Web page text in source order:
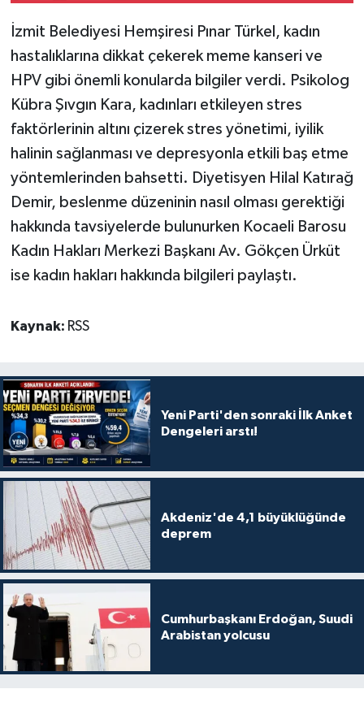
İzmit Belediyesi Hemşiresi Pınar Türkel, kadın
hastalıklarına dikkat çekerek meme kanseri ve
HPV gibi önemli konularda bilgiler verdi. Psikolog
Kübra Şıvgın Kara, kadınları etkileyen stres
faktörlerinin altını çizerek stres yönetimi, iyilik
halinin sağlanması ve depresyonla etkili baş etme
yöntemlerinden bahsetti. Diyetisyen Hilal Katırağ
Demir, beslenme düzeninin nasıl olması gerektiği
hakkında tavsiyelerde bulunurken Kocaeli Barosu
Kadın Hakları Merkezi Başkanı Av. Gökçen Ürküt
ise kadın hakları hakkında bilgileri paylaştı.
Kaynak: RSS
Yeni Parti'den sonraki İlk Anket
Dengeleri arstı!
Akdeniz'de 4,1 büyüklüğünde
deprem
Cumhurbaşkanı Erdoğan, Suudi
Arabistan yolcusu